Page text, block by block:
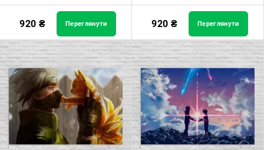
Розмір: 60x40 Ціна: 920 грн
Розмір: 90x60 Ціна: 1650 грн
Розмір: 120x80 Ціна: 2050 грн
920 ₴ Переглянути
Розмір: 60x40 Ціна: 920 грн
Розмір: 90x60 Ціна: 1650 грн
Розмір: 120x80 Ціна: 2050 грн
920 ₴ Переглянути